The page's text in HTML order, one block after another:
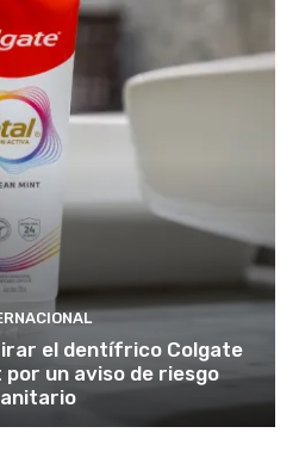
el dentífrico Colgate
por un aviso de riesgo